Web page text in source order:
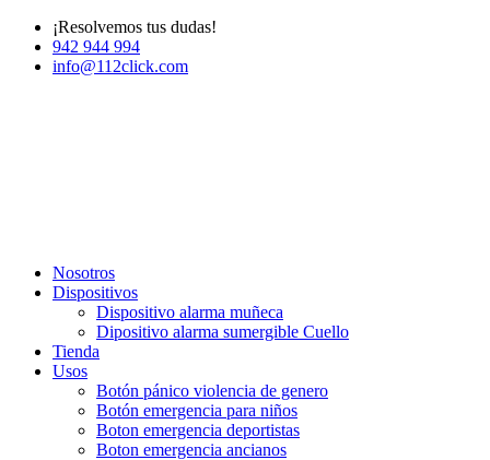
¡Resolvemos tus dudas!
942 944 994
info@112click.com
Nosotros
Dispositivos
Dispositivo alarma muñeca
Dipositivo alarma sumergible Cuello
Tienda
Usos
Botón pánico violencia de genero
Botón emergencia para niños
Boton emergencia deportistas
Boton emergencia ancianos